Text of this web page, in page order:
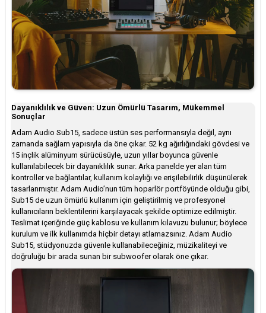
Dayanıklılık ve Güven: Uzun Ömürlü Tasarım, Mükemmel
Sonuçlar
Adam Audio Sub15, sadece üstün ses performansıyla değil, aynı
zamanda sağlam yapısıyla da öne çıkar. 52 kg ağırlığındaki gövdesi ve
15 inçlik alüminyum sürücüsüyle, uzun yıllar boyunca güvenle
kullanılabilecek bir dayanıklılık sunar. Arka panelde yer alan tüm
kontroller ve bağlantılar, kullanım kolaylığı ve erişilebilirlik düşünülerek
tasarlanmıştır. Adam Audio’nun tüm hoparlör portföyünde olduğu gibi,
Sub15 de uzun ömürlü kullanım için geliştirilmiş ve profesyonel
kullanıcıların beklentilerini karşılayacak şekilde optimize edilmiştir.
Teslimat içeriğinde güç kablosu ve kullanım kılavuzu bulunur; böylece
kurulum ve ilk kullanımda hiçbir detayı atlamazsınız. Adam Audio
Sub15, stüdyonuzda güvenle kullanabileceğiniz, müzikaliteyi ve
doğruluğu bir arada sunan bir subwoofer olarak öne çıkar.